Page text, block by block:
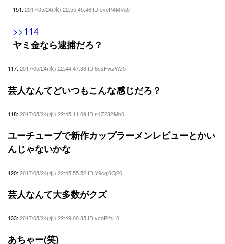
151: 2017/05/24(水) 22:55:45.46 ID:cveP4MVq0
>>114
ヤミ金なら逮捕だろ？
117: 2017/05/24(水) 22:44:47.38 ID:6esFwzWz0
芸人なんてどいつもこんな感じだろ？
118: 2017/05/24(水) 22:45:11.09 ID:s4Z232Mb0
ユーチューブで新作カップラーメンレビューとかい
んじゃないかな
120: 2017/05/24(水) 22:45:55.52 ID:Y9cqj0Q20
芸人なんて大多数がクズ
133: 2017/05/24(水) 22:49:00.35 ID:ycoPifaL0
あちゃー(笑)